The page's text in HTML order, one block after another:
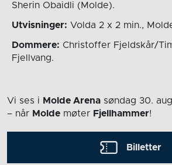
Sherin Obaidli (Molde).
Utvisninger: Volda 2 x 2 min.,
Dommere: Christoffer Fjeldskår/
Fjellvang.
Vi ses i Molde Arena søndag 30.
– når Molde møter Fjellhammer!
Billetter